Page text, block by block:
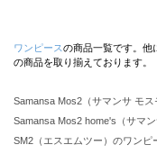
ワンピースの商品一覧です。他
の商品を取り揃えております。
Samansa Mos2（サマンサ モ
Samansa Mos2 home's（サマ
SM2（エスエムツー）のワンピ